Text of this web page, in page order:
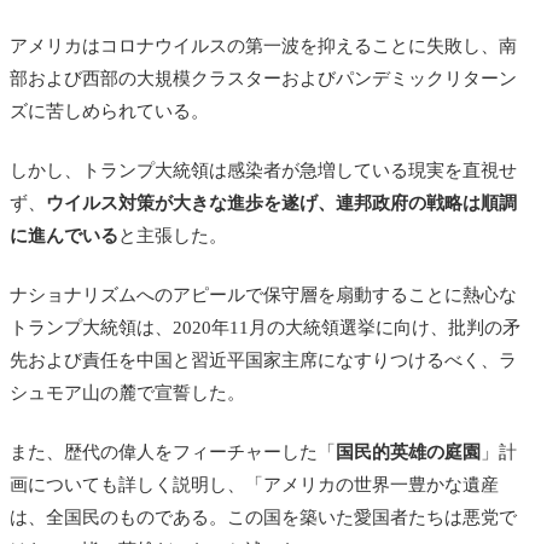
アメリカはコロナウイルスの第一波を抑えることに失敗し、南
部および西部の大規模クラスターおよびパンデミックリターン
ズに苦しめられている。
しかし、トランプ大統領は感染者が急増している現実を直視せ
ず、 ウイルス対策が大きな進歩を遂げ、連邦政府の戦略は順調
に進んでいると主張した。
ナショナリズムへのアピールで保守層を扇動することに熱心な
トランプ大統領は、2020年11月の大統領選挙に向け、批判の矛
先および責任を中国と習近平国家主席になすりつけるべく、ラ
シュモア山の麓で宣誓した。
また、歴代の偉人をフィーチャーした「 国民的英雄の庭園 」計
画についても詳しく説明し、「アメリカの世界一豊かな遺産
は、全国民のものである。この国を築いた愛国者たちは悪党で